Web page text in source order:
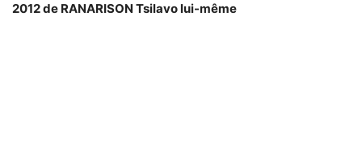
2012 de RANARISON Tsilavo lui-même